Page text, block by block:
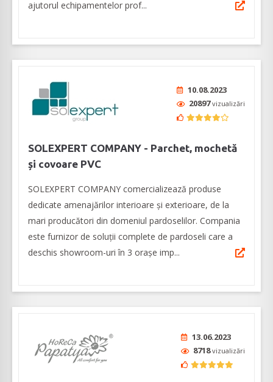
ajutorul echipamentelor prof...
10.08.2023
20897vizualizări
SOLEXPERT COMPANY - Parchet, mochetă
și covoare PVC
SOLEXPERT COMPANY comercializează produse
dedicate amenajărilor interioare și exterioare, de la
mari producători din domeniul pardoselilor. Compania
este furnizor de soluții complete de pardoseli care a
deschis showroom-uri în 3 orașe imp...
13.06.2023
8718vizualizări